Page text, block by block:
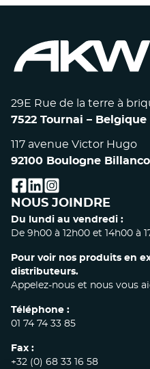
29E Rue de la terre à
7522 Tournai – Belgique
117 avenue Victor Hugo
92100 Boulogne
facebook
linkedin
instagram
NOUS JOINDRE
Du lundi au vendredi :
De 9h00 à 12h00 et 14h00 à
Pour voir nos produits en
distributeurs.
Appelez-nous et nous vous
Téléphone :
01 74 74 33 85
Fax :
+32 (0) 68 33 16 58